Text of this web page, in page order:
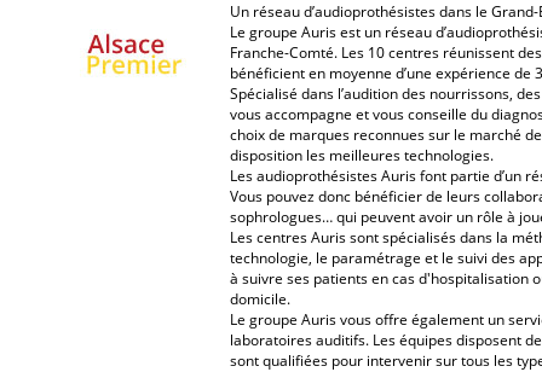
Un réseau d’audioprothésistes dans le
Le groupe Auris est un réseau
Franche-Comté. Les 10 centres réunissent
bénéficient en moyenne d’une expérience de
Spécialisé dans l’audition des nourrissons,
vous accompagne et vous conseille du
choix de marques reconnues sur le marché
disposition les meilleures technologies.
Les audioprothésistes Auris font partie d’un
Vous pouvez donc bénéficier de leurs
sophrologues… qui peuvent avoir un rôle à
Les centres Auris sont spécialisés dans la
technologie, le paramétrage et le suivi des
à suivre ses patients en cas d'hospitalisation
domicile.
Le groupe Auris vous offre également un
laboratoires auditifs. Les équipes disposent
sont qualifiées pour intervenir sur tous les